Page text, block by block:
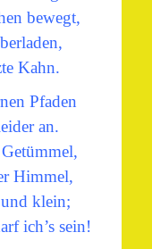
bewegt,
Kahn.
Pfaden
an.
Himmel,
klein;
ich’s sein!